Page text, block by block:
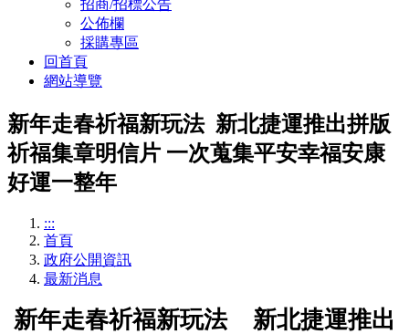
招商/招標公告
公佈欄
採購專區
回首頁
網站導覽
新年走春祈福新玩法 新北捷運推出拼版
祈福集章明信片 一次蒐集平安幸福安康
好運一整年
:::
首頁
政府公開資訊
最新消息
新年走春祈福新玩法 新北捷運推出